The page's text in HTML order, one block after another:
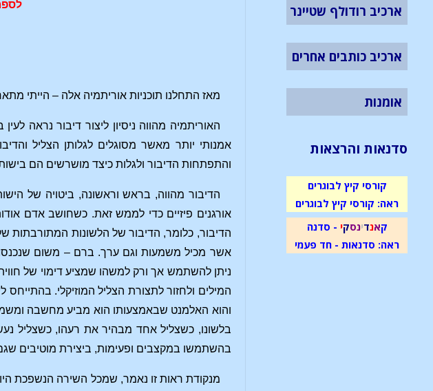
מאז התחלנו תוכניות אוריתמיה אלה – הייתי
האוריתמיה מהווה ניסיון ליצור דיבור נראה
אמנותי יותר מאשר מסוגלים לגלותן הצליל
והתפתחות הדיבור ולגלות כיצד מושרשים הם
הדיבור מהווה, בראש וראשונה, ביטויה של
אורגנים פיזיים כדי לממש זאת. כשחושב אדם
הדיבור, כלומר, הדיבור של הלשונות המתורבתות
אשר מכיל משמעות וגם ערך. ברם – משום שנכנסו
ניתן להשתמש אך ורק למשהו שמציע דימוי של
המילים ולחזור לתצורת הצליל המוזיקלי.
והוא האלמנט שבאמצעותו הוא מביע מחשבה
בלשונו, כשצליל אחד מבהיר את רעהו, כשצליל
בהשתמשו במקצבים ופעימות, ביצירת מוטיבים
מנקודת ראות זו נאמר, שמכל השירה הנשפכת
ארכיב רודולף שטיינר
ארכיב כותבים אחרים
אומנות
סדנאות והרצאות
קורסי קיץ לבוגרים
ראה: קורסי קיץ לבוגרים
קאנדינסקי - סדנה
ראה: סדנאות - חד פעמי